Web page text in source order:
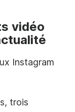
vidéo
Instagram
trois